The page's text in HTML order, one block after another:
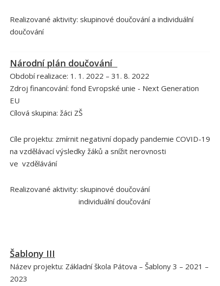
Realizované aktivity: skupinové doučování a individuální
doučování
Národní plán doučování
Období realizace: 1. 1. 2022 – 31. 8. 2022
Zdroj financování: fond Evropské unie - Next Generation
EU
Cílová skupina: žáci ZŠ
Cíle projektu: zmírnit negativní dopady pandemie COVID-19
na vzdělávací výsledky žáků a snížit nerovnosti
ve vzdělávání
Realizované aktivity: skupinové doučování
individuální doučování
Šablony III
Název projektu: Základní škola Pátova – Šablony 3 – 2021 –
2023